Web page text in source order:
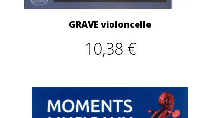
GRAVE violoncelle
10,38 €